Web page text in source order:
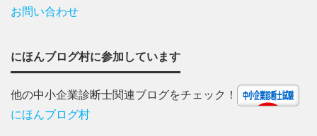
お問い合わせ
にほんブログ村に参加しています
他の中小企業診断士関連ブログをチェック！
にほんブログ村